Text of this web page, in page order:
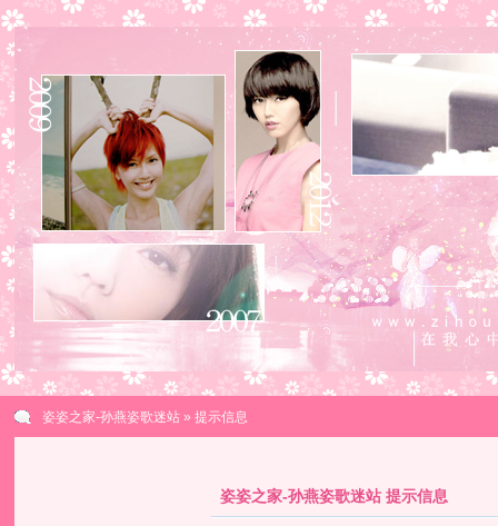
姿姿之家-孙燕姿歌迷站» 提示信息
姿姿之家-孙燕姿歌迷站 提示信息